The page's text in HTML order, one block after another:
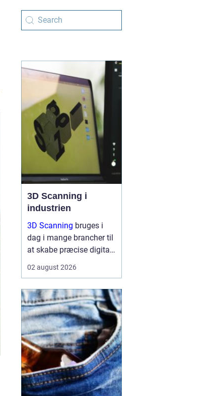
3D Scanning i
industrien
3D Scanning bruges i
dag i mange brancher til
at skabe præcise digitale
omgivelser, produkter og
gør det muligt at arbejde
hurtigere, mere ...
02 august 2026